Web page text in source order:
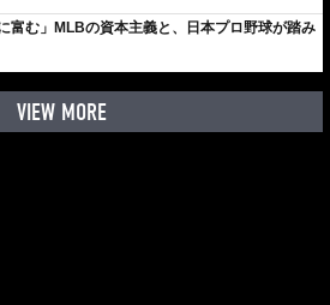
富む」MLBの資本主義と、日本プロ野球が踏み
VIEW MORE